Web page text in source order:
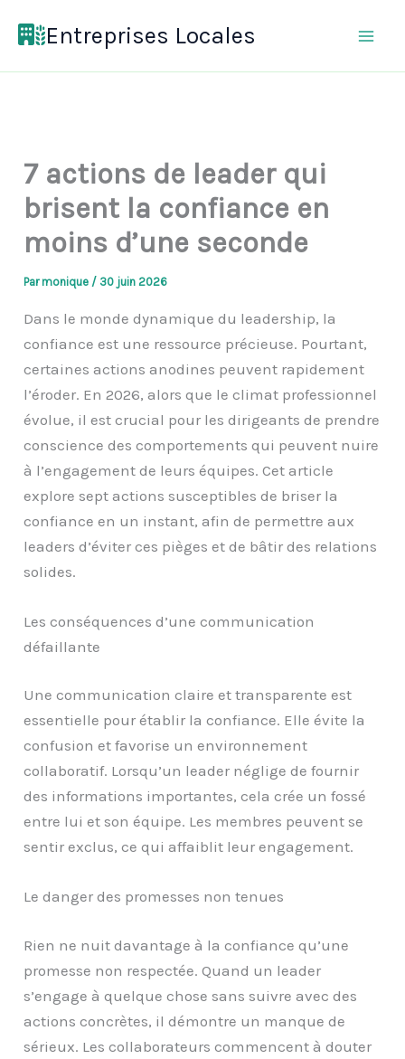
Entreprises Locales
7 actions de leader qui
brisent la confiance en
moins d’une seconde
Parmonique / 30 juin 2026
Dans le monde dynamique du leadership, la
confiance est une ressource précieuse. Pourtant,
certaines actions anodines peuvent rapidement
l’éroder. En 2026, alors que le climat professionnel
évolue, il est crucial pour les dirigeants de prendre
conscience des comportements qui peuvent nuire
à l’engagement de leurs équipes. Cet article
explore sept actions susceptibles de briser la
confiance en un instant, afin de permettre aux
leaders d’éviter ces pièges et de bâtir des relations
solides.
Les conséquences d’une communication
défaillante
Une communication claire et transparente est
essentielle pour établir la confiance. Elle évite la
confusion et favorise un environnement
collaboratif. Lorsqu’un leader néglige de fournir
des informations importantes, cela crée un fossé
entre lui et son équipe. Les membres peuvent se
sentir exclus, ce qui affaiblit leur engagement.
Le danger des promesses non tenues
Rien ne nuit davantage à la confiance qu’une
promesse non respectée. Quand un leader
s’engage à quelque chose sans suivre avec des
actions concrètes, il démontre un manque de
sérieux. Les collaborateurs commencent à douter